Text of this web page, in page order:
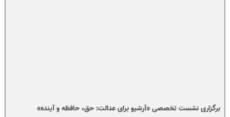
برگزاری نشست تخصصی «آرشیو برای عدالت: حق، حافظه و آینده»